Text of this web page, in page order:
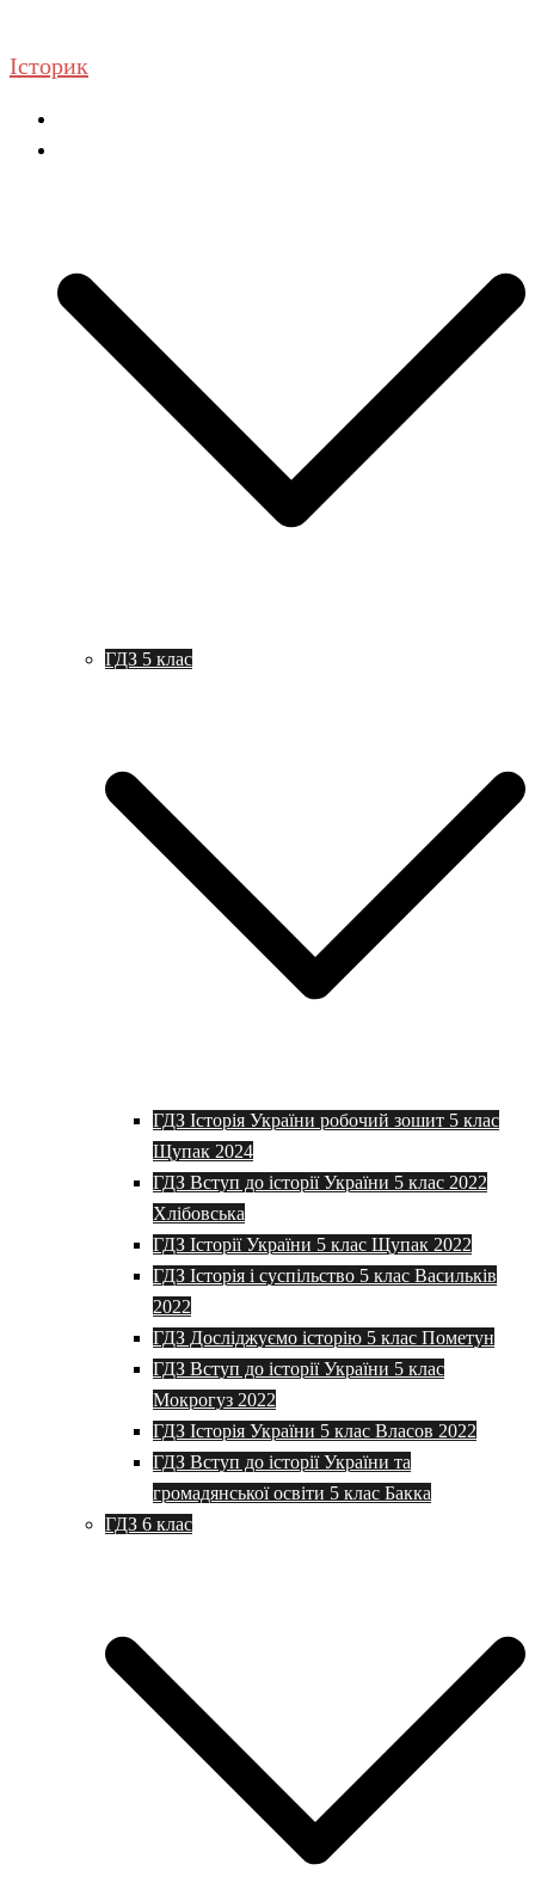
до
вмісту
Історик
ГДЗ 5 клас
ГДЗ Історія України робочий зошит 5 клас
Щупак 2024
ГДЗ Вступ до історії України 5 клас 2022
Хлібовська
ГДЗ Історії України 5 клас Щупак 2022
ГДЗ Історія і суспільство 5 клас Васильків
2022
ГДЗ Досліджуємо історію 5 клас Пометун
ГДЗ Вступ до історії України 5 клас
Мокрогуз 2022
ГДЗ Історія України 5 клас Власов 2022
ГДЗ Вступ до історії України та
громадянської освіти 5 клас Бакка
ГДЗ 6 клас